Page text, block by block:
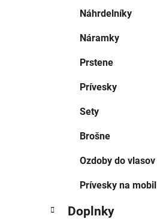
Náhrdelníky
Náramky
Prstene
Prívesky
Sety
Brošne
Ozdoby do vlasov
Prívesky na mobil
Doplnky